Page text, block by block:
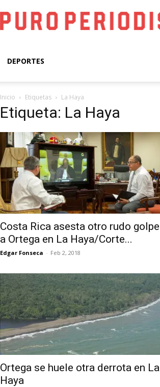
DEPORTES
Inicio Etiquetas La Haya
Etiqueta: La Haya
Costa Rica asesta otro rudo golpe
a Ortega en La Haya/Corte...
Edgar Fonseca - Feb 2, 2018
Ortega se huele otra derrota en La
Haya